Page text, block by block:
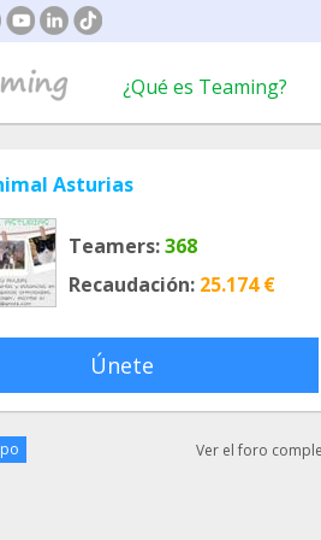
¿Qué es Teaming?
Asturias
Teamers:368
Recaudación: 25.174 €
Únete
Ver el foro